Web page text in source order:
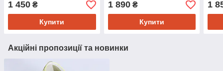
1 450 ₴
Купити
1 890₴
Купити
1
Акційні пропозиції та новинки